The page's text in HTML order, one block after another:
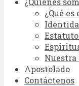
¿Qué es
Nuestra
Apostolado
Contáctenos